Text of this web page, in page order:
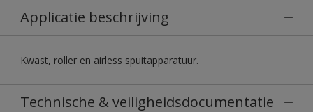
Applicatie beschrijving
Kwast, roller en airless spuitapparatuur.
Technische & veiligheidsdocumentatie